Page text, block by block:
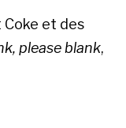
Coke et des
please blank,